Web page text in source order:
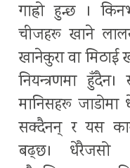
गाह्रो हुन्छ ।
चीजहरू खाने
खानेकुरा वा मिठाई
नियन्त्रणमा
मानिसहरू जाडोमा
सक्दैनन् र यस
बढ्छ। धेरैजसो